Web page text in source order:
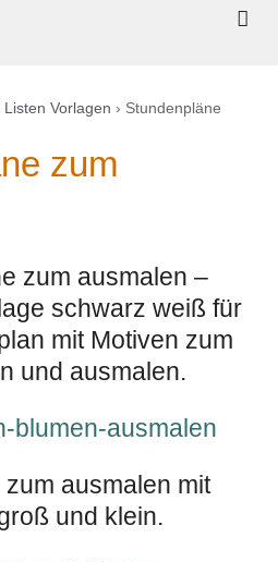
Listen Vorlagen › Stundenpläne
zum
zum ausmalen –
schwarz weiß für
mit Motiven zum
und ausmalen.
ausmalen mit
und klein.